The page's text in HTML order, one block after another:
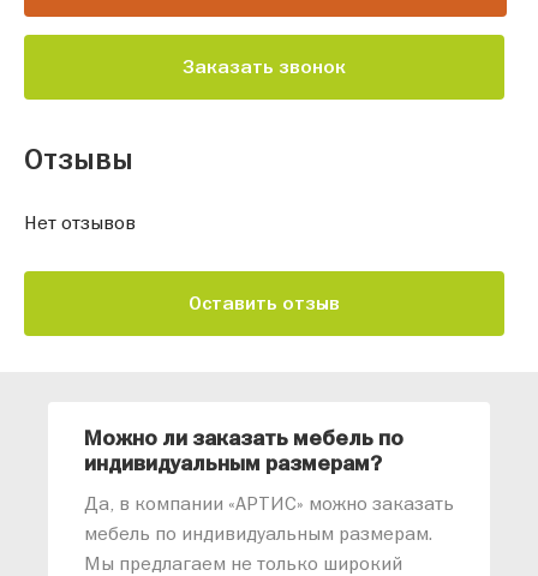
Заказать звонок
Отзывы
Нет отзывов
Оставить отзыв
Можно ли заказать мебель по
индивидуальным размерам?
Да, в компании «АРТИС» можно заказать
мебель по индивидуальным размерам.
Мы предлагаем не только широкий